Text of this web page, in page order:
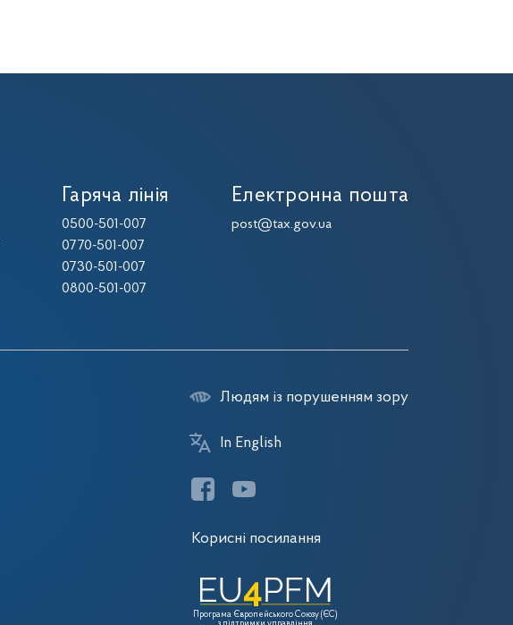
Гаряча лінія
0500-501-007
0770-501-007
0730-501-007
0800-501-007
Електронна пошта
post@tax.gov.ua
Людям із порушенням зору
In English
Корисні посилання
Програма Європейського Союзу (ЄС)